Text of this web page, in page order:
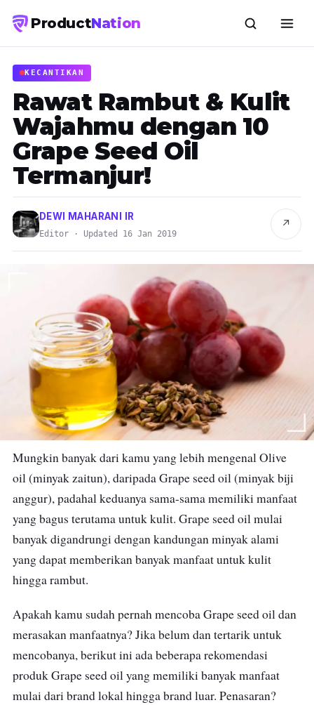
ProductNation
KECANTIKAN
Rawat Rambut & Kulit
Wajahmu dengan 10
Grape Seed Oil
Termanjur!
DEWI MAHARANI IR
Editor · Updated 16 Jan 2019
↗
Mungkin banyak dari kamu yang lebih mengenal Olive
oil (minyak zaitun), daripada Grape seed oil (minyak biji
anggur), padahal keduanya sama-sama memiliki manfaat
yang bagus terutama untuk kulit. Grape seed oil mulai
banyak digandrungi dengan kandungan minyak alami
yang dapat memberikan banyak manfaat untuk kulit
hingga rambut.
Apakah kamu sudah pernah mencoba Grape seed oil dan
merasakan manfaatnya? Jika belum dan tertarik untuk
mencobanya, berikut ini ada beberapa rekomendasi
produk Grape seed oil yang memiliki banyak manfaat
mulai dari brand lokal hingga brand luar. Penasaran?